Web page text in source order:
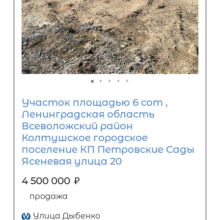
Участок площадью 6 сот ,
Ленинградская область
Всеволожский район
Колтушское городское
поселение КП Петровские Сады
Ясеневая улица 20
4 500 000 ₽
продажа
Улица Дыбенко